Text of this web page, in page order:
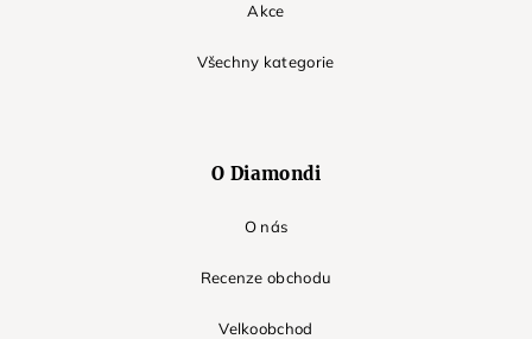
Akce
Všechny kategorie
O Diamondi
O nás
Recenze obchodu
Velkoobchod